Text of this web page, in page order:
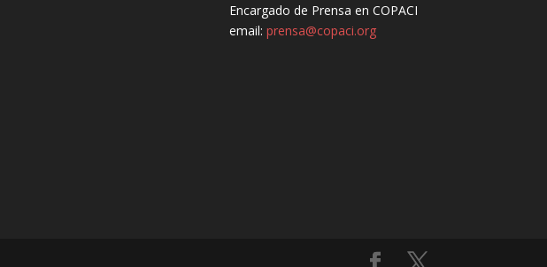
Encargado de Prensa en COPACI
email:prensa@copaci.org